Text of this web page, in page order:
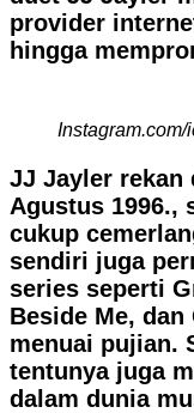
provider
hingga
Instagram.com/
JJ Jayler rekan
Agustus 1996.,
cukup
sendiri juga
series seperti
Beside Me,
menuai pujian.
tentunya juga
dalam dunia